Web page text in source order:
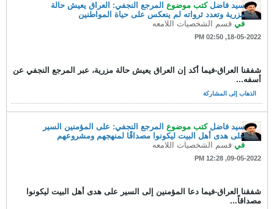
سيد فاضل كتب موضوع المرجع النجفي: العراق يعيش حالة
مزرية وتعدد ثرواته لم ينعكس على حياة المواطنين
في قسم الشخصيات اللامعه
18-05-2022, 02:50 PM
شفقنا العراق-فيما أكد إن العراق يعيش حالة مزرية، عبر المرجع النجفي عن
أسفه...
الذهاب إلى المشاركة
سيد فاضل كتب موضوع المرجع النجفي: على المؤمنين السير
على هدى أهل البيت ليكونوا مصداقًا لمنهجهم ومشروعهم
في قسم الشخصيات اللامعه
09-05-2022, 12:28 PM
شفقنا العراق-فيما دعا المؤمنين إلى السير على هدى أهل البيت ليكونوا
مصداقاً...